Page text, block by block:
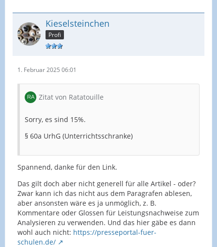
Kieselsteinchen
Profi
1. Februar 2025 06:01
Zitat von Ratatouille
Sorry, es sind 15%.
§ 60a UrhG (Unterrichtsschranke)
Spannend, danke für den Link.
Das gilt doch aber nicht generell für alle Artikel - oder?
Zwar kann ich das nicht aus dem Paragrafen ablesen,
aber ansonsten wäre es ja unmöglich, z. B.
Kommentare oder Glossen für Leistungsnachweise zum
Analysieren zu verwenden. Und das hier gäbe es dann
wohl auch nicht: https://presseportal-fuer-
schulen.de/